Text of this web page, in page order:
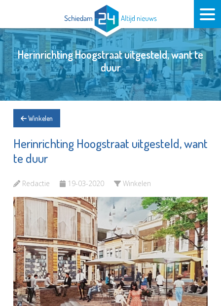
Herinrichting Hoogstraat uitgesteld, want te
duur
Winkelen
Herinrichting Hoogstraat uitgesteld, want
te duur
Redactie 19-03-2020 Winkelen